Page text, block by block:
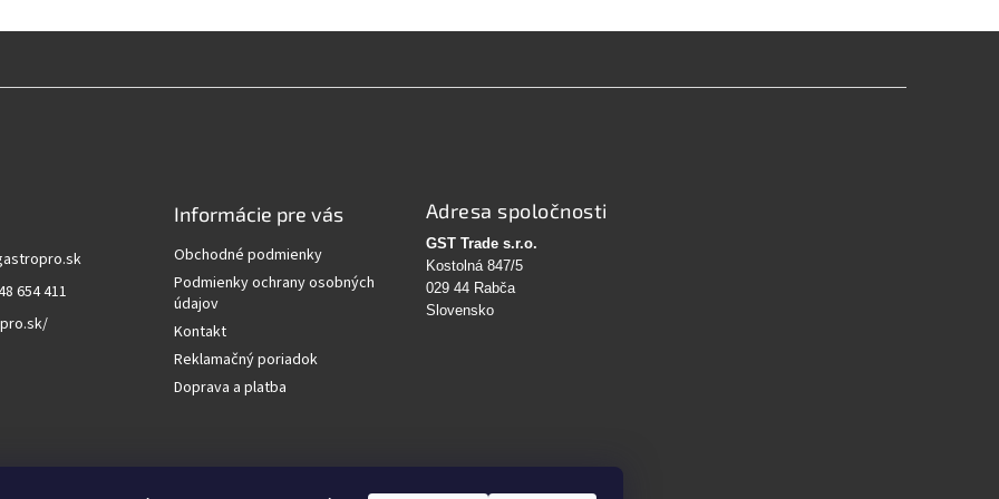
654 411
Informácie pre vás
Obchodné podmienky
Podmienky ochrany osobných
údajov
Kontakt
Reklamačný poriadok
Doprava a platba
Adresa spoločnosti
GST Trade s.r.o.
Kostolná 847/5
029 44 Rabča
Slovensko